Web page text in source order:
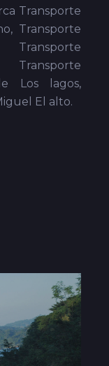
Transporte
Transporte
Los lagos,
El alto.